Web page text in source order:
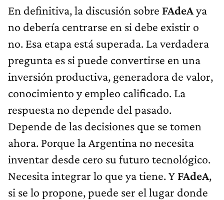
En definitiva, la discusión sobre FAdeAya
no debería centrarse en si debe existir o
no. Esa etapa está superada. La verdadera
pregunta es si puede convertirse en una
inversión productiva, generadora de valor,
conocimiento y empleo calificado. La
respuesta no depende del pasado.
Depende de las decisiones que se tomen
ahora. Porque la Argentina no necesita
inventar desde cero su futuro tecnológico.
Necesita integrar lo que ya tiene. Y FAdeA,
si se lo propone, puede ser el lugar donde